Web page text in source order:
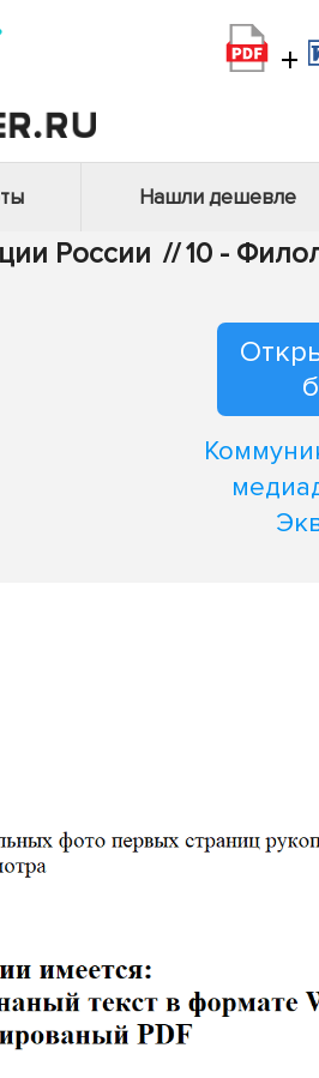
+
Нашли дешевле
России //10 -